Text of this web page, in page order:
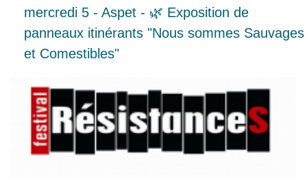
mercredi 5 - Aspet - 🌿 Exposition de
panneaux itinérants "Nous sommes Sauvages
et Comestibles"